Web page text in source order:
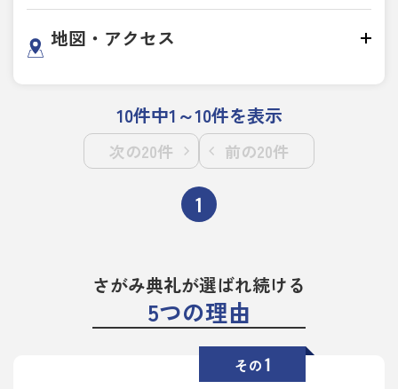
地図・アクセス
10件中1～10件を表示
前の20件
1
次の20件
さがみ典礼が選ばれ続ける
5つの理由
その1